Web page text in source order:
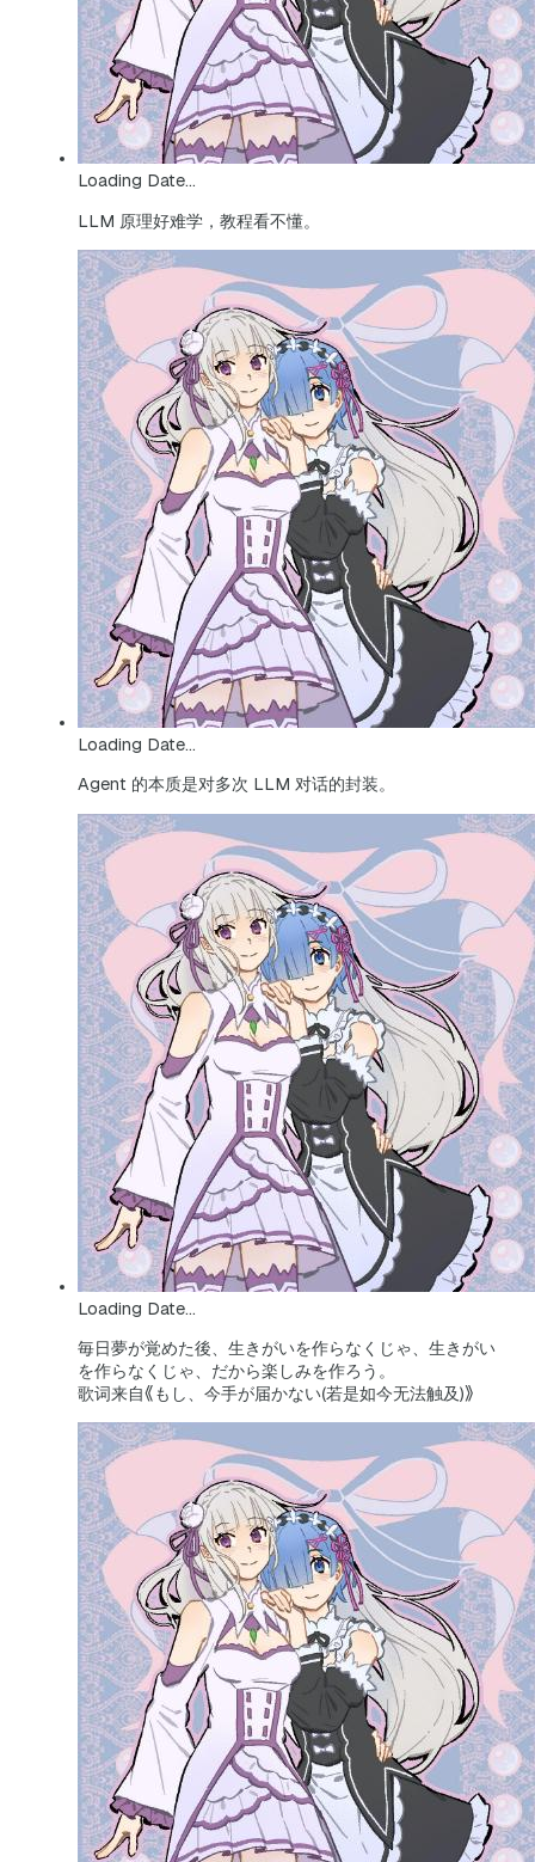
Loading Date...
LLM 原理好难学，教程看不懂。
Loading Date...
Agent 的本质是对多次 LLM 对话的封装。
Loading Date...
毎日夢が覚めた後、生きがいを作らなくじゃ、生きがい
を作らなくじゃ、だから楽しみを作ろう。
歌词来自《もし、今手が届かない(若是如今无法触及)》